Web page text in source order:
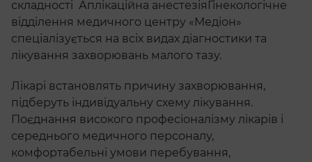
складності Аплікаційна анестезіяГінекологічне
відділення медичного центру «Медіон»
спеціалізується на всіх видах діагностики та
лікування захворювань малого тазу.
Лікарі встановлять причину захворювання,
підберуть індивідуальну схему лікування.
Поєднання високого професіоналізму лікарів і
середнього медичного персоналу,
комфортабельні умови перебування,